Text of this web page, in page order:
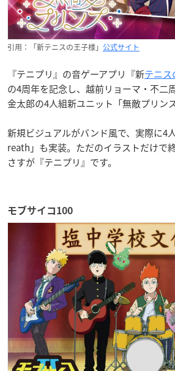
引用：「新テニスの王子様」 公式サイト
『テニプリ』の音ゲーアプリ『新テニ
の4周年を記念し、越前リョーマ・不二
金太郎の4人組新ユニット「無敵プリン
新規ビジュアルがバンド風で、実際に4
reath」も実装。ただのイラストだけで
さすが『テニプリ』です。
モブサイコ100